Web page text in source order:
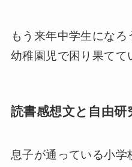
もう来年中学生にな
幼稚園児で困り果てて
読書感想文と自由研
息子が通っている小学